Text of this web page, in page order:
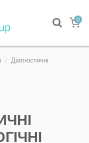
0
Діагностичні